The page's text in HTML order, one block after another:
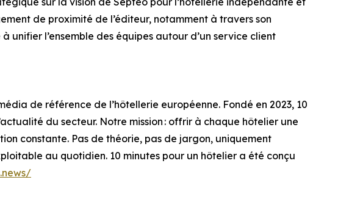
de proximité de l’éditeur, notamment à travers son
unifier l’ensemble des équipes autour d’un service client
de référence de l’hôtellerie européenne. Fondé en 2023, 10
du secteur. Notre mission : offrir à chaque hôtelier une
constante. Pas de théorie, pas de jargon, uniquement
au quotidien. 10 minutes pour un hôtelier a été conçu